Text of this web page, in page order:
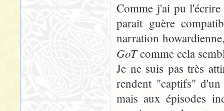
Comme j'ai pu
parait guère
narration
GoTcomme cela
Je ne suis pas très
rendent "captifs"
mais aux épisodes